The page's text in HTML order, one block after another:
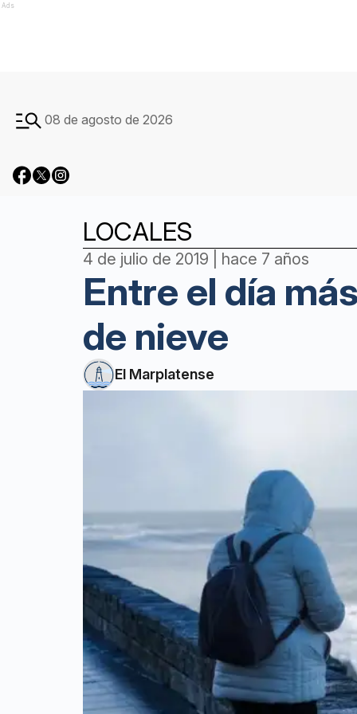
Ads
08 de agosto de 2026
LOCALES
4 de julio de 2019 | hace 7 años
Entre el día
de nieve
El Marplatense